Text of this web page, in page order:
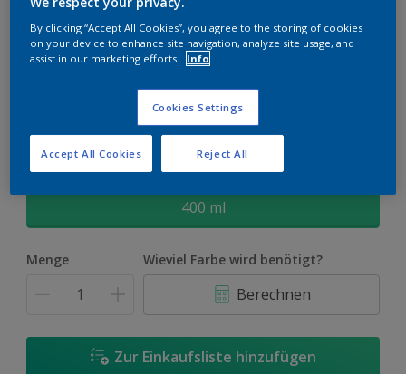
Spray Hochglänzend
Dulux Fresh Up für Heizkörper - Jetzt wird's warm ums Herz.
Nur in einer Farbe verfügbar
Größe
400 ml
Menge Wieviel Farbe wird benötigt?
Berechnen
Zur Einkaufsliste hinzufügen
By clicking “Accept All Cookies”, you agree to the storing of cookies
on your device to enhance site navigation, analyze site usage, and
assist in our marketing efforts.
Info
Cookies Settings
Reject All
Accept All Cookies